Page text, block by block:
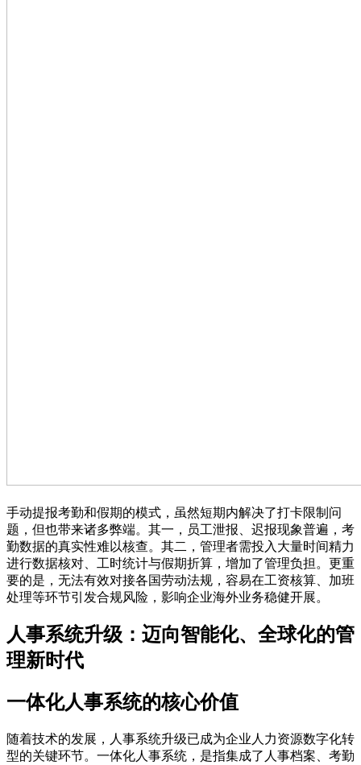
手动提报考勤和假期的模式，虽然短期内解决了打卡限制问
题，但也带来诸多弊端。其一，员工泄报、迟报现象普遍，考
勤数据的真实性难以核查。其二，管理者需投入大量时间精力
进行数据核对、工时统计与假期折算，增加了管理负担。更重
要的是，无法有效对接各国劳动法规，容易在工资核算、加班
处理等环节引发合规风险，影响企业海外业务稳健开展。
人事系统升级：迈向智能化、全球化的管
理新时代
一体化人事系统的核心价值
随着技术的发展，人事系统升级已成为企业人力资源数字化转
型的关键环节。一体化人事系统，是指集成了人事档案、考勤